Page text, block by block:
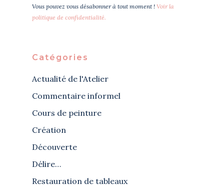
Vous pouvez vous désabonner à tout moment ! Voir la
politique de confidentialité.
Catégories
Actualité de l'Atelier
Commentaire informel
Cours de peinture
Création
Découverte
Délire…
Restauration de tableaux